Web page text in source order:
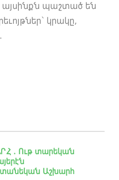
պաշտած են
կրակը,
. Ութ տարեկան
Աշխարհ